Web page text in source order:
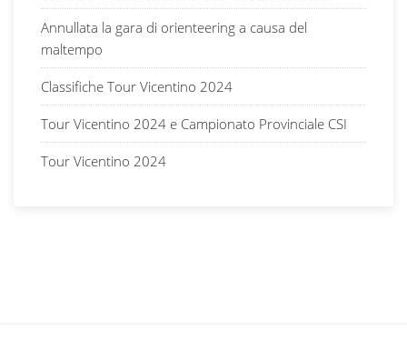
Annullata la gara di orienteering a causa del
maltempo
Classifiche Tour Vicentino 2024
Tour Vicentino 2024 e Campionato Provinciale CSI
Tour Vicentino 2024